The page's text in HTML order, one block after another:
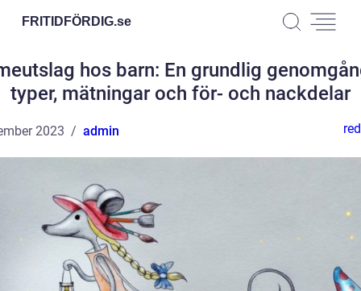
FRITIDFÖRDIG.se
hos barn: En grundlig
typer, mätningar och för- och nackdelar
2023 admin